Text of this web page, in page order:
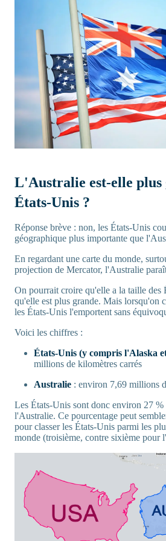
L'Australie est-elle plus
États-Unis ?
Réponse brève : non, les États-Unis
géographique plus importante que
En regardant une carte du monde,
projection de Mercator, l'Australie
On pourrait croire qu'elle a la taille des
qu'elle est plus grande. Mais lorsqu'on
les États-Unis l'emportent sans
Voici les chiffres :
États-Unis (y compris l'Alaska
millions de kilomètres carrés
Australie : environ 7,69 millions
Les États-Unis sont donc environ 27 %
l'Australie. Ce pourcentage peut
pour classer les États-Unis parmi les
monde (troisième, contre sixième pour